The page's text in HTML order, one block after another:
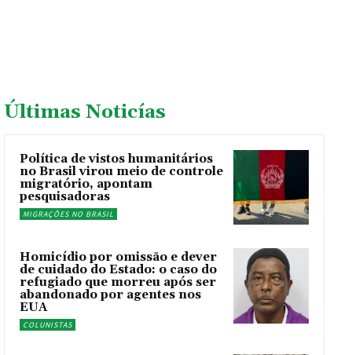
Últimas Noticías
Política de vistos humanitários
no Brasil virou meio de controle
migratório, apontam
pesquisadoras
MIGRAÇÕES NO BRASIL
Homicídio por omissão e dever
de cuidado do Estado: o caso do
refugiado que morreu após ser
abandonado por agentes nos
EUA
COLUNISTAS